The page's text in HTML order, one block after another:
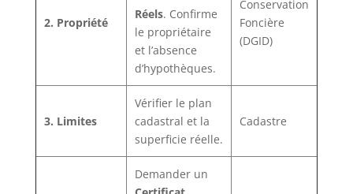
2. Propriété
Réels. Confirme
le propriétaire
et l’absence
d’hypothèques.
Conservation
Foncière
(DGID)
3. Limites
Vérifier le plan
cadastral et la
superficie réelle.
Cadastre
Demander un